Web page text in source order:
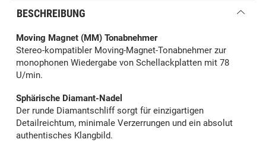
BESCHREIBUNG
Moving Magnet (MM) Tonabnehmer
Stereo-kompatibler Moving-Magnet-Tonabnehmer zur
monophonen Wiedergabe von Schellackplatten mit 78
U/min.
Sphärische Diamant-Nadel
Der runde Diamantschliff sorgt für einzigartigen
Detailreichtum, minimale Verzerrungen und ein absolut
authentisches Klangbild.